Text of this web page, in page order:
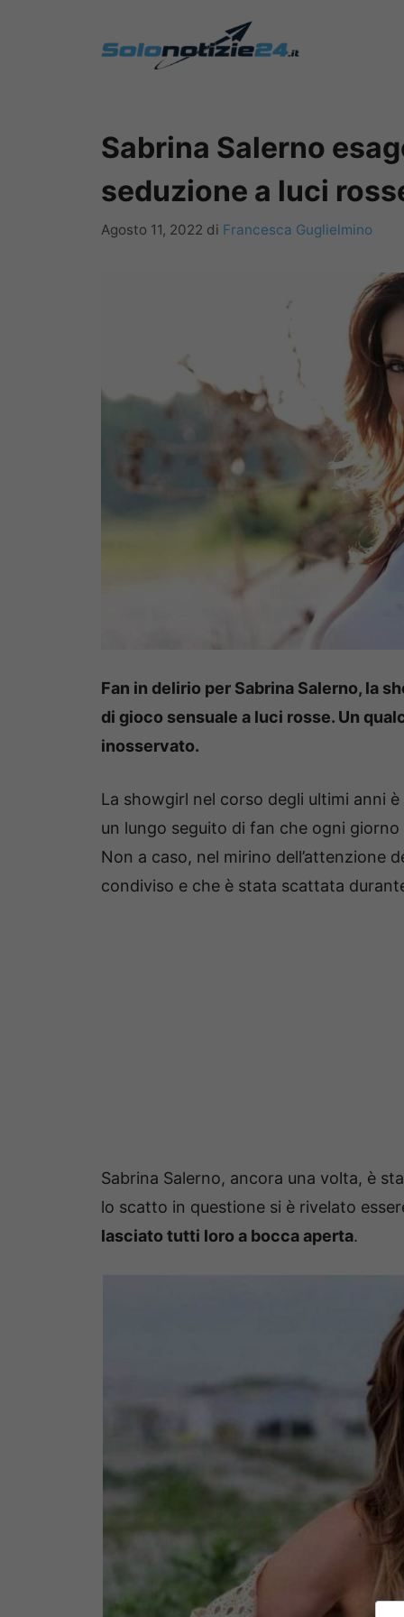
Sabrina Salerno
seduzione a luci
Agosto 11, 2022 di Francesca Guglielmino
Fan in delirio per Sabrina Salerno, la
di gioco sensuale a luci rosse. Un
inosservato.
La showgirl nel corso degli ultimi anni
un lungo seguito di fan che ogni
Non a caso, nel mirino dell’attenzione
condiviso e che è stata scattata
Sabrina Salerno, ancora una volta, è
lo scatto in questione si è rivelato
lasciato tutti loro a bocca aperta.